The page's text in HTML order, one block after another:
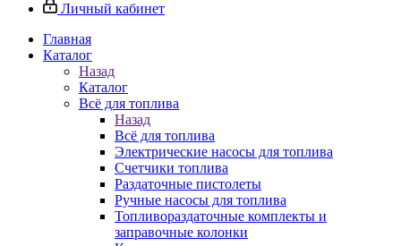
Личный кабинет
Главная
Каталог
Назад
Каталог
Всё для топлива
Назад
Всё для топлива
Электрические насосы для топлива
Счетчики топлива
Раздаточные пистолеты
Ручные насосы для топлива
Топливораздаточные комплекты и
заправочные колонки